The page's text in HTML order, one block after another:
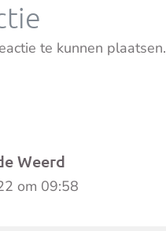
te kunnen plaatsen.
Weerd
om 09:58